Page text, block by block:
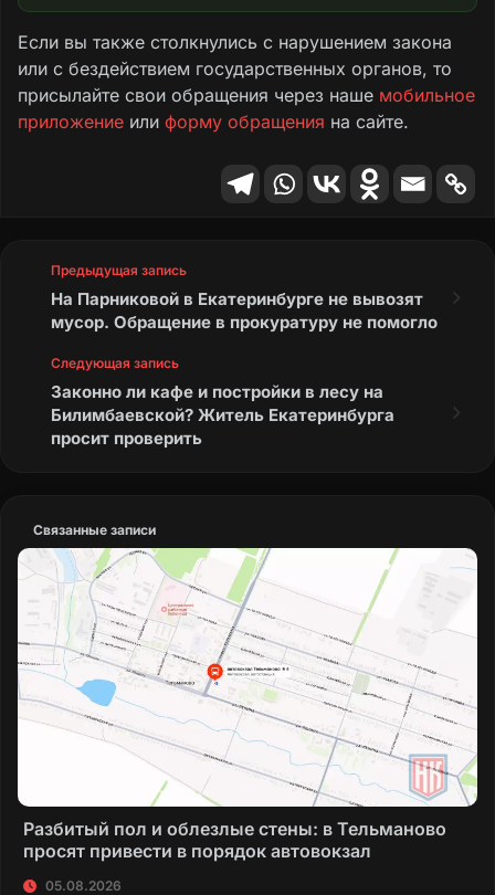
Если вы также столкнулись с нарушением закона
или с бездействием государственных органов, то
присылайте свои обращения через наше мобильное
приложение или форму обращения на сайте.
Предыдущая запись
На Парниковой в Екатеринбурге не вывозят
мусор. Обращение в прокуратуру не помогло
Следующая запись
Законно ли кафе и постройки в лесу на
Билимбаевской? Житель Екатеринбурга
просит проверить
Связанные записи
Разбитый пол и облезлые стены: в Тельманово
просят привести в порядок автовокзал
05.08.2026